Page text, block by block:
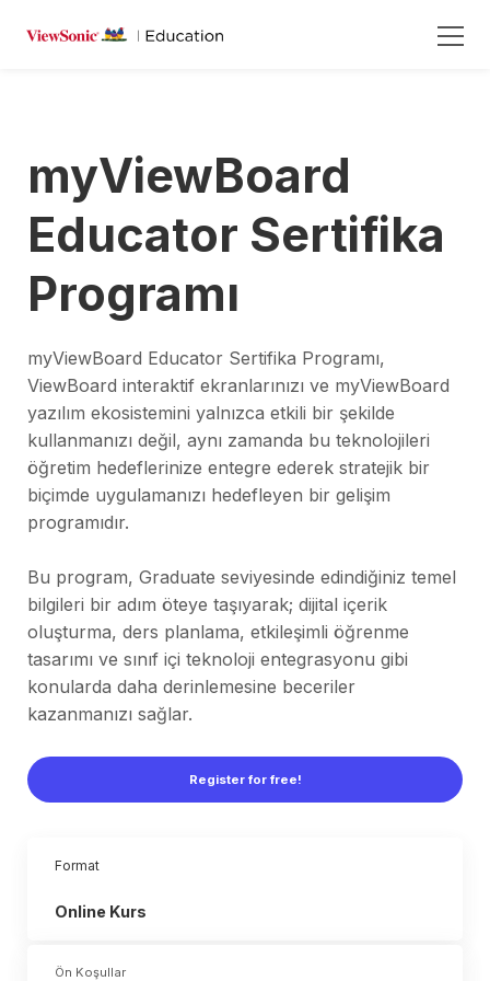
myViewBoard
Educator Sertifika
Programı
myViewBoard Educator Sertifika Programı,
ViewBoard interaktif ekranlarınızı ve myViewBoard
yazılım ekosistemini yalnızca etkili bir şekilde
kullanmanızı değil, aynı zamanda bu teknolojileri
öğretim hedeflerinize entegre ederek stratejik bir
biçimde uygulamanızı hedefleyen bir gelişim
programıdır.
Bu program, Graduate seviyesinde edindiğiniz temel
bilgileri bir adım öteye taşıyarak; dijital içerik
oluşturma, ders planlama, etkileşimli öğrenme
tasarımı ve sınıf içi teknoloji entegrasyonu gibi
konularda daha derinlemesine beceriler
kazanmanızı sağlar.
Register for free!
Format
Online Kurs
Ön Koşullar